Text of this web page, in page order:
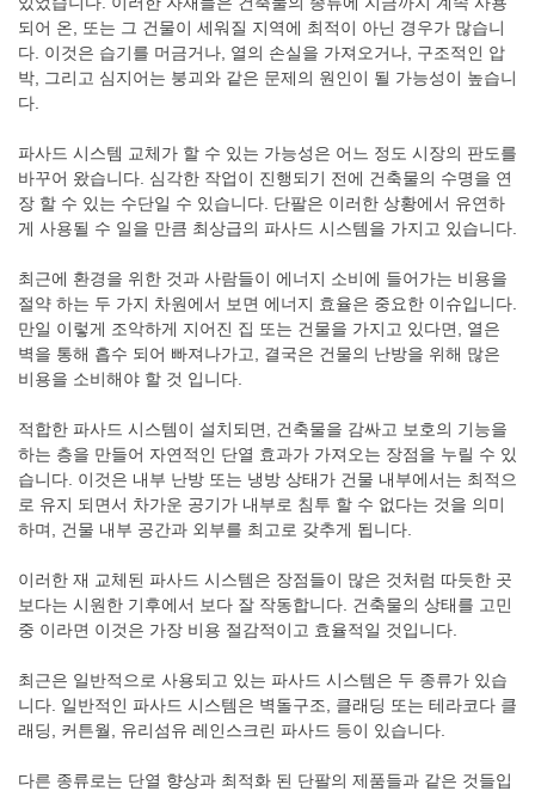
되어 온, 또는 그 건물이 세워질 지역에 최적이 아닌 경우가 많습니
다. 이것은 습기를 머금거나, 열의 손실을 가져오거나, 구조적인 압
박, 그리고 심지어는 붕괴와 같은 문제의 원인이 될 가능성이 높습니
다.
파사드 시스템 교체가 할 수 있는 가능성은 어느 정도 시장의 판도를
바꾸어 왔습니다. 심각한 작업이 진행되기 전에 건축물의 수명을 연
장 할 수 있는 수단일 수 있습니다. 단팔은 이러한 상황에서 유연하
게 사용될 수 일을 만큼 최상급의 파사드 시스템을 가지고 있습니다.
최근에 환경을 위한 것과 사람들이 에너지 소비에 들어가는 비용을
절약 하는 두 가지 차원에서 보면 에너지 효율은 중요한 이슈입니다.
만일 이렇게 조악하게 지어진 집 또는 건물을 가지고 있다면, 열은
벽을 통해 흡수 되어 빠져나가고, 결국은 건물의 난방을 위해 많은
비용을 소비해야 할 것 입니다.
적합한 파사드 시스템이 설치되면, 건축물을 감싸고 보호의 기능을
하는 층을 만들어 자연적인 단열 효과가 가져오는 장점을 누릴 수 있
습니다. 이것은 내부 난방 또는 냉방 상태가 건물 내부에서는 최적으
로 유지 되면서 차가운 공기가 내부로 침투 할 수 없다는 것을 의미
하며, 건물 내부 공간과 외부를 최고로 갖추게 됩니다.
이러한 재 교체된 파사드 시스템은 장점들이 많은 것처럼 따듯한 곳
보다는 시원한 기후에서 보다 잘 작동합니다. 건축물의 상태를 고민
중 이라면 이것은 가장 비용 절감적이고 효율적일 것입니다.
최근은 일반적으로 사용되고 있는 파사드 시스템은 두 종류가 있습
니다. 일반적인 파사드 시스템은 벽돌구조, 클래딩 또는 테라코다 클
래딩, 커튼월, 유리섬유 레인스크린 파사드 등이 있습니다.
다른 종류로는 단열 향상과 최적화 된 단팔의 제품들과 같은 것들입